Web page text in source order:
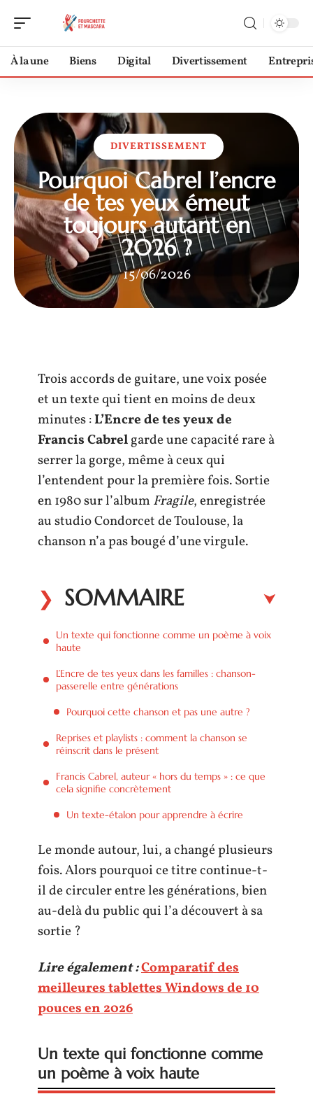
À la une Biens Digital Divertissement
DIVERTISSEMENT
Pourquoi Cabrel l’encre
de tes yeux émeut
toujours autant en
2026 ?
15/06/2026
Trois accords de guitare, une voix posée
et un texte qui tient en moins de deux
minutes :L’Encre de tes yeux de
Francis Cabrelgarde une capacité rare à
serrer la gorge, même à ceux qui
l’entendent pour la première fois. Sortie
en 1980 sur l’album Fragile, enregistrée
au studio Condorcet de Toulouse, la
chanson n’a pas bougé d’une virgule.
SOMMAIRE
Un texte qui fonctionne comme un poème à voix
haute
L’Encre de tes yeux dans les familles : chanson-
passerelle entre générations
Pourquoi cette chanson et pas une autre ?
Reprises et playlists : comment la chanson se
réinscrit dans le présent
Francis Cabrel, auteur « hors du temps » : ce que
cela signifie concrètement
Un texte-étalon pour apprendre à écrire
Le monde autour, lui, a changé plusieurs
fois. Alors pourquoi ce titre continue-t-
il de circuler entre les générations, bien
au-delà du public qui l’a découvert à sa
sortie ?
Lire également :Comparatif des
meilleures tablettes Windows de 10
pouces en 2026
Un texte qui fonctionne comme
un poème à voix haute